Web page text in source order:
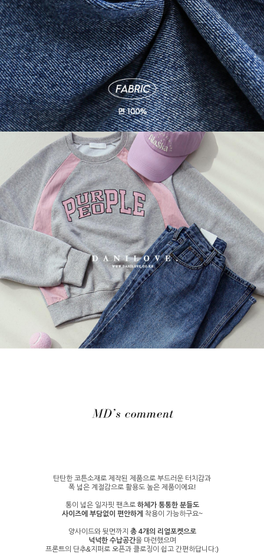
탄탄한 코튼소재로 제작된 제품으로 부드러운 터치감과
폭 넓은 계절감으로 활용도 높은 제품이에요!
통이 넓은 일자핏 팬츠로 하체가 통통한 분들도
사이즈에 부담없이 편안하게 착용이 가능하구요~
양사이드와 뒷면까지 총 4개의 리얼포켓으로
넉넉한 수납공간을 마련했으며
프론트의 단추&지퍼로 오픈과 클로징이 쉽고 간편하답니다:)